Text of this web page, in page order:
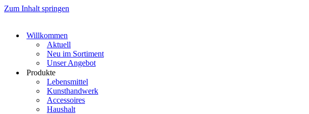
Zum Inhalt springen
Willkommen
Aktuell
Neu im Sortiment
Unser Angebot
Produkte
Lebensmittel
Kunsthandwerk
Accessoires
Haushalt